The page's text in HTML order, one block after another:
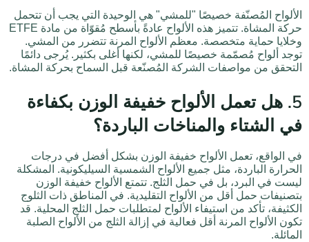
الألواح المُصنّفة خصيصًا "للمشي" هي الوحيدة التي يجب أن تتحمل
حركة المشاة. تتميز هذه الألواح عادةً بأسطح مُقوّاة من مادة ETFE
وخلايا حماية متخصصة. معظم الألواح المرنة تتضرر من المشي.
توجد ألواح مُصمّمة خصيصًا للمشي، لكنها أغلى بكثير. يُرجى دائمًا
التحقق من مواصفات الشركة المُصنّعة قبل السماح بحركة المشاة.
5. هل تعمل الألواح خفيفة الوزن بكفاءة
في الشتاء والمناخات الباردة؟
في الواقع، تعمل الألواح خفيفة الوزن بشكل أفضل في درجات
الحرارة الباردة، مثل جميع الألواح الشمسية السيليكونية. المشكلة
ليست في البرد، بل في حمل الثلج. تتمتع الألواح خفيفة الوزن
بتصنيفات حمل أقل من الألواح التقليدية. في المناطق ذات الثلوج
الكثيفة، تأكد من استيفاء الألواح لمتطلبات حمل الثلج المحلية. قد
تكون الألواح المرنة أقل فعالية في إزالة الثلج من الألواح الصلبة
المائلة.